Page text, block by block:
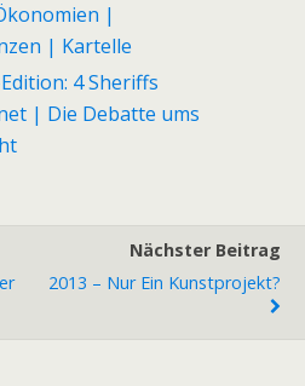
|
| Kartelle
4 Sheriffs
| Die Debatte ums
Nächster Beitrag
2013 – Nur Ein Kunstprojekt?